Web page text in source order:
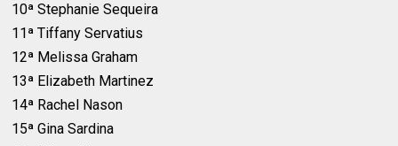
10ª Stephanie Sequeira
11ª Tiffany Servatius
12ª Melissa Graham
13ª Elizabeth Martinez
14ª Rachel Nason
15ª Gina Sardina